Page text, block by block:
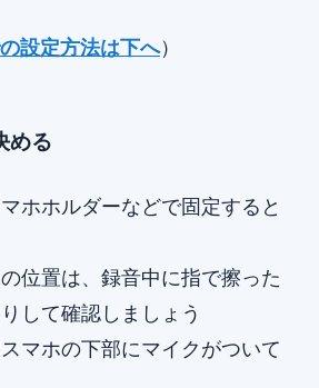
設定方法は下へ）
める
ホホルダーなどで固定すると
位置は、録音中に指で擦った
して確認しましょう
マホの下部にマイクがついて